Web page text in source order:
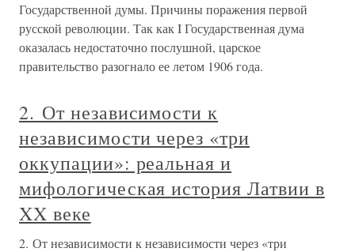
Государственной думы. Причины поражения первой
русской революции. Так как I Государственная дума
оказалась недостаточно послушной, царское
правительство разогнало ее летом 1906 года.
2. От независимости к
независимости через «три
оккупации»: реальная и
мифологическая история Латвии в
XX веке
2. От независимости к независимости через «три